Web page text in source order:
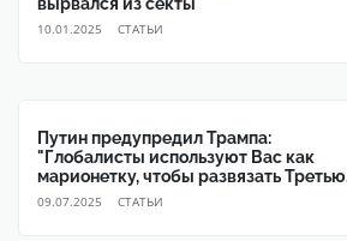
10.01.2025 CТАТЬИ
Путин предупредил Трампа:
"Глобалисты используют Вас как
марионетку, чтобы развязать Третью
мировую войну"
09.07.2025 CТАТЬИ